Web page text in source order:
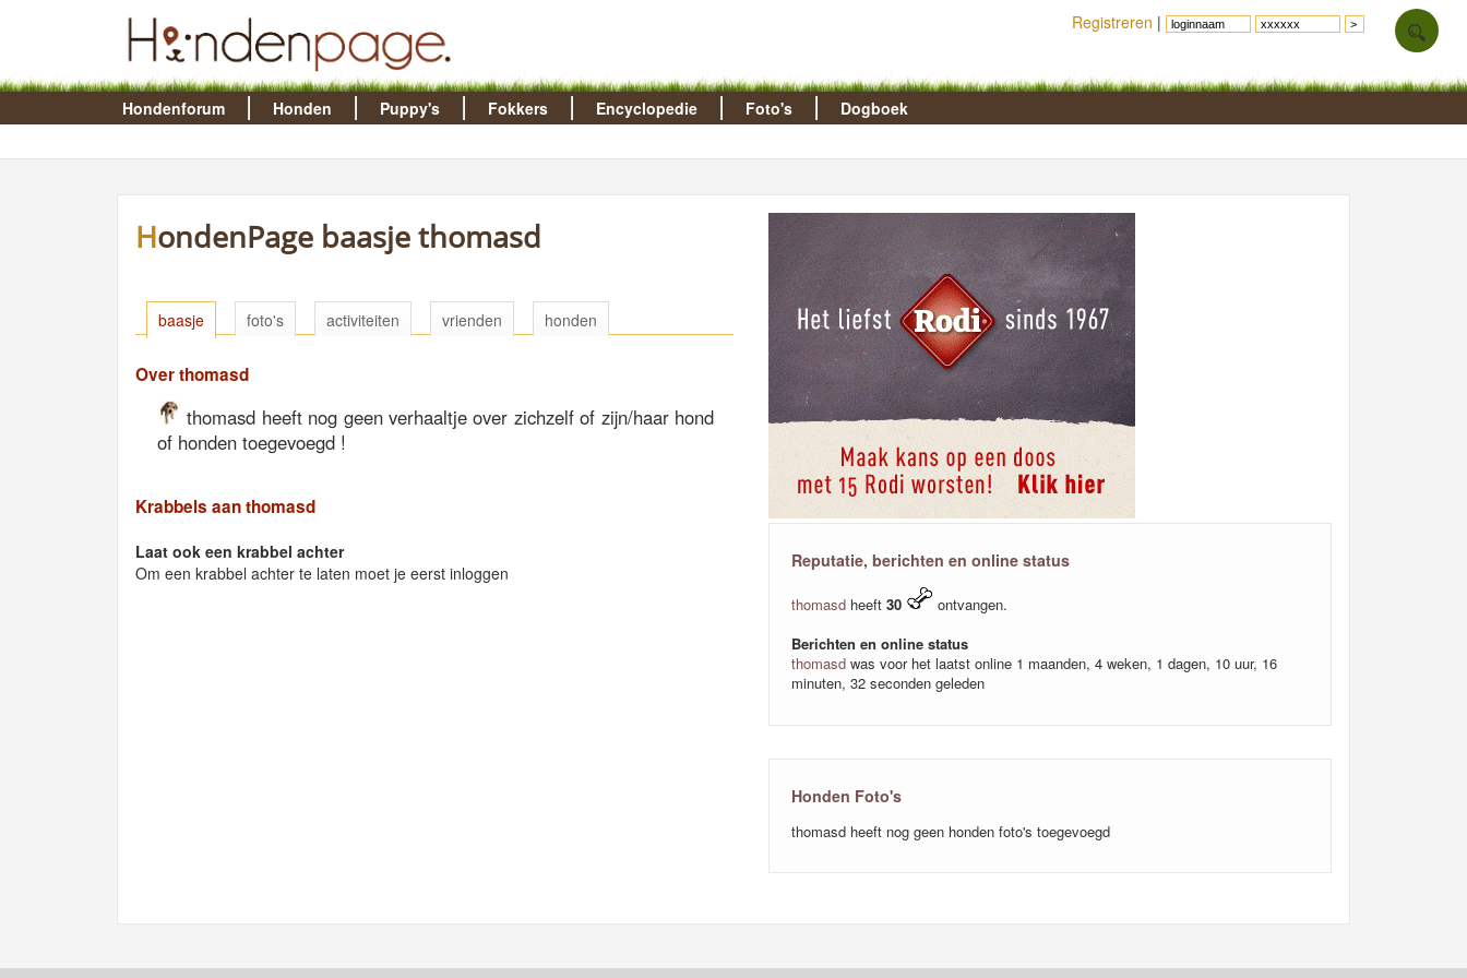
Hondenforum Honden Puppy's Fokkers Encyclopedie Foto's Dogboek
HondenPage baasje thomasd
baasje foto's activiteiten vrienden honden
Over thomasd
thomasd heeft nog geen verhaaltje over zichzelf of zijn/haar hond
of honden toegevoegd !
Krabbels aan thomasd
Laat ook een krabbel achter
Om een krabbel achter te laten moet je eerst inloggen
Reputatie, berichten en online status
thomasd heeft 30
ontvangen.
Berichten en online status
thomasd was voor het laatst online 1 maanden, 4 weken, 1 dagen, 10 uur, 16
minuten, 32 seconden geleden
Honden Foto's
thomasd heeft nog geen honden foto's toegevoegd
Registreren |